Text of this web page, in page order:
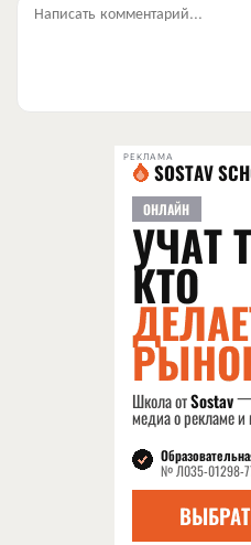
Написать комментарий...
РЕКЛАМА